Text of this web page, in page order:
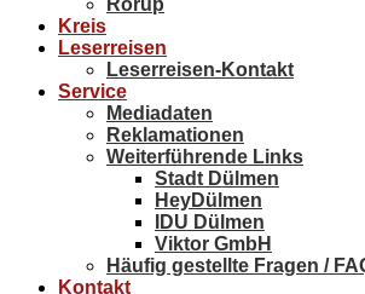
Rorup
Kreis
Leserreisen
Leserreisen-Kontakt
Service
Mediadaten
Reklamationen
Weiterführende Links
Stadt Dülmen
HeyDülmen
IDU Dülmen
Viktor GmbH
Häufig gestellte Fragen /
Kontakt